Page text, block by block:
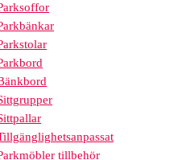
tillbehör